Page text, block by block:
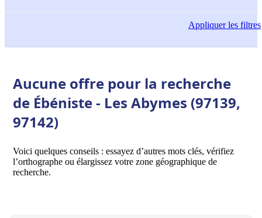
Appliquerles filtres
Aucune offre pour la recherche
de Ébéniste - Les Abymes (97139,
97142)
Voici quelques conseils : essayez d’autres mots clés, vérifiez
l’orthographe ou élargissez votre zone géographique de
recherche.